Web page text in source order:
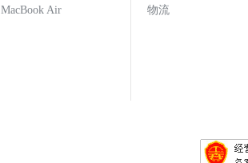
物流
MacBook Air